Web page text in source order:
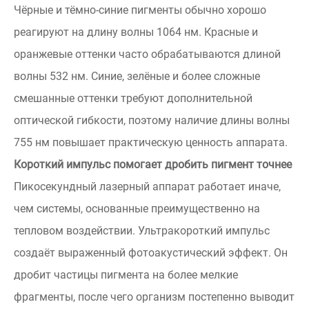
Чёрные и тёмно-синие пигменты обычно хорошо
реагируют на длину волны 1064 нм. Красные и
оранжевые оттенки часто обрабатываются длиной
волны 532 нм. Синие, зелёные и более сложные
смешанные оттенки требуют дополнительной
оптической гибкости, поэтому наличие длины волны
755 нм повышает практическую ценность аппарата.
Короткий импульс помогает дробить пигмент точнее
Пикосекундный лазерный аппарат работает иначе,
чем системы, основанные преимущественно на
тепловом воздействии. Ультракороткий импульс
создаёт выраженный фотоакустический эффект. Он
дробит частицы пигмента на более мелкие
фрагменты, после чего организм постепенно выводит